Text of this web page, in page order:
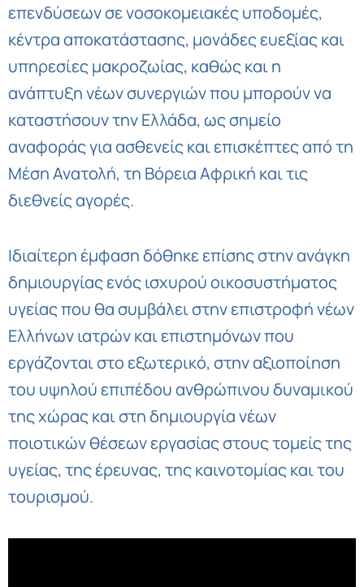
επενδύσεων σε νοσοκομειακές υποδομές,
κέντρα αποκατάστασης, μονάδες ευεξίας και
υπηρεσίες μακροζωίας, καθώς και η
ανάπτυξη νέων συνεργιών που μπορούν να
καταστήσουν την Ελλάδα, ως σημείο
αναφοράς για ασθενείς και επισκέπτες από τη
Μέση Ανατολή, τη Βόρεια Αφρική και τις
διεθνείς αγορές.
Ιδιαίτερη έμφαση δόθηκε επίσης στην ανάγκη
δημιουργίας ενός ισχυρού οικοσυστήματος
υγείας που θα συμβάλει στην επιστροφή νέων
Ελλήνων ιατρών και επιστημόνων που
εργάζονται στο εξωτερικό, στην αξιοποίηση
του υψηλού επιπέδου ανθρώπινου δυναμικού
της χώρας και στη δημιουργία νέων
ποιοτικών θέσεων εργασίας στους τομείς της
υγείας, της έρευνας, της καινοτομίας και του
τουρισμού.